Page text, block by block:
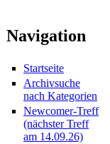
Navigation
Startseite
Archivsuche
nach Kategorien
Newcomer-Treff
(nächster Treff
am 14.09.26)